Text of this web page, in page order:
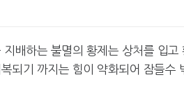
배하는 불멸의 황제는 상처를 입고
되기 까지는 힘이 약화되어 잠들수